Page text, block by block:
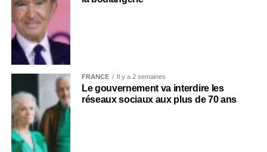
FRANCE Il y a 2 semaines
Le gouvernement va interdire les
réseaux sociaux aux plus de 70 ans